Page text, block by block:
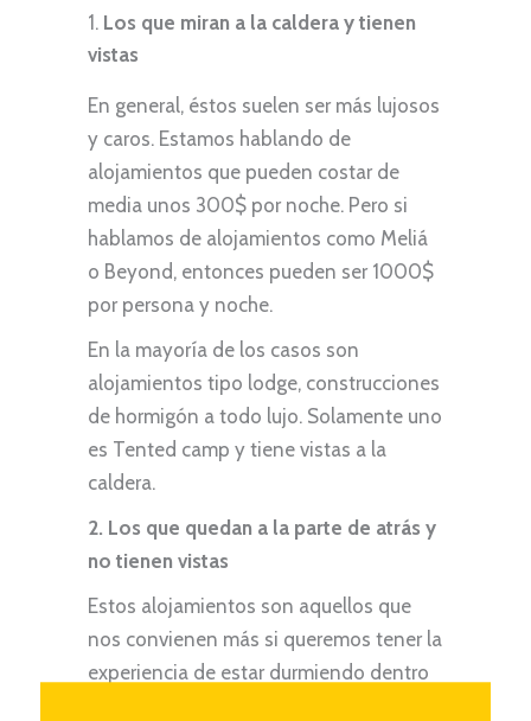
Los que miran a la caldera y tienen
vistas
En general, éstos suelen ser más lujosos
y caros. Estamos hablando de
alojamientos que pueden costar de
media unos 300$ por noche. Pero si
hablamos de alojamientos como Meliá
o Beyond, entonces pueden ser 1000$
por persona y noche.
En la mayoría de los casos son
alojamientos tipo lodge, construcciones
de hormigón a todo lujo. Solamente uno
es Tented camp y tiene vistas a la
caldera.
2. Los que quedan a la parte de atrás y
no tienen vistas
Estos alojamientos son aquellos que
nos convienen más si queremos tener la
experiencia de estar durmiendo dentro